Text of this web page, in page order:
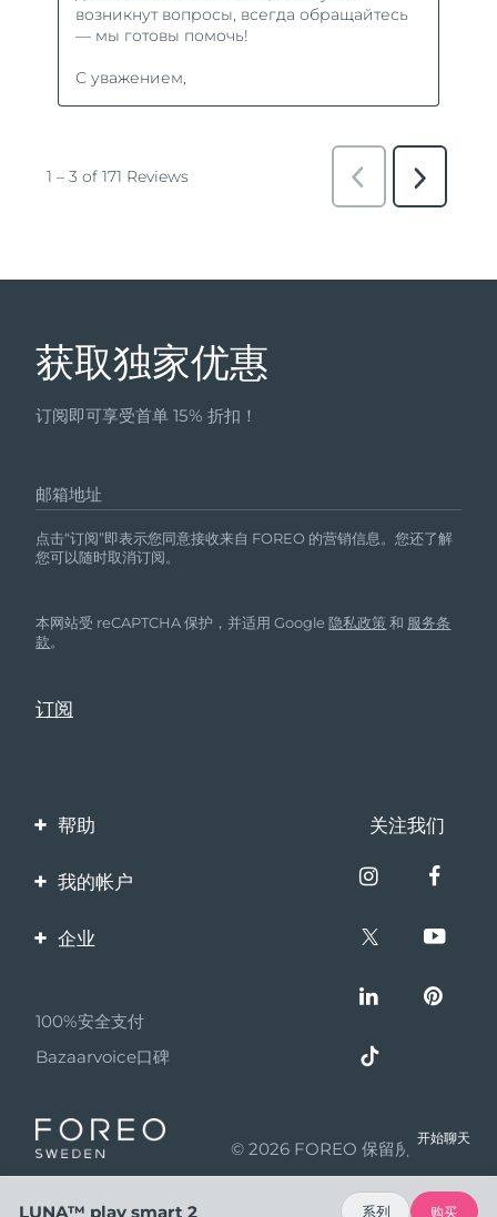
获取独家优惠
订阅即可享受首单 15% 折扣！
邮箱地址
点击“订阅”即表示您同意接收来自 FOREO 的营销信息。您还了解
您可以随时取消订阅。
本网站受 reCAPTCHA 保护，并适用 Google隐私政策 和 服务条
款。
帮助
联系我们
保修与退换货
关注我们
我的帐户
产品注册
企业
伙伴计划
联盟新闻
成为合作伙伴
100%安全支付
Bazaarvoice口碑
© 2026 FOREO 保留所有权利
开始聊天
LUNA™ play smart 2 系列 购买